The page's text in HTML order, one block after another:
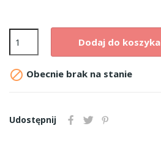
Dodaj do koszyka
 Obecnie brak na stanie
Udostępnij